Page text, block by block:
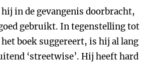
hij in de gevangenis doorbracht,
gebruikt. In tegenstelling tot
boek suggereert, is hij al lang
‘streetwise’. Hij heeft hard